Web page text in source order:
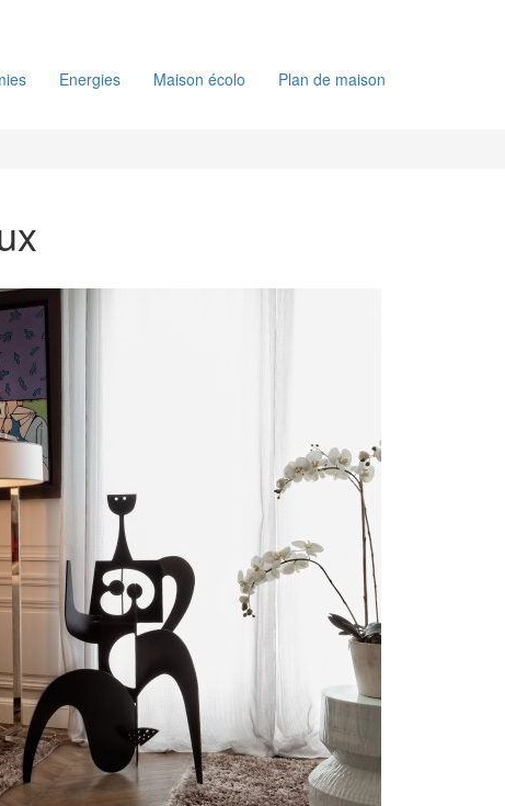
Energies Maison écolo Plan de maison